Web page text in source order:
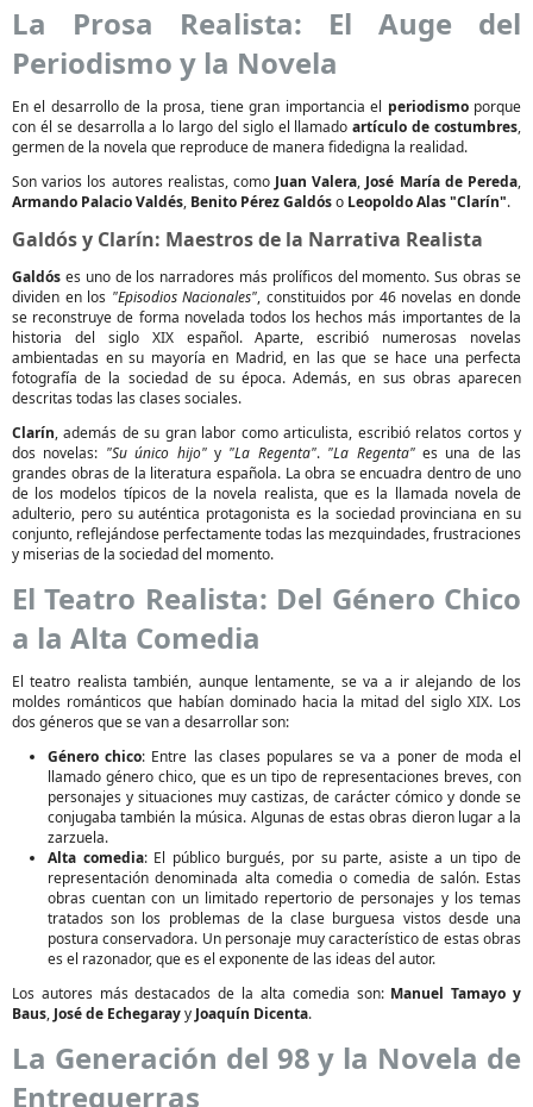
La Prosa Realista: El Auge del
Periodismo y la Novela
En el desarrollo de la prosa, tiene gran importancia el periodismoporque
con él se desarrolla a lo largo del siglo el llamadoartículo de costumbres,
germen de la novela que reproduce de manera fidedigna la realidad.
Son varios los autores realistas, como Juan Valera, José María de Pereda,
Armando Palacio Valdés, Benito Pérez Galdóso Leopoldo Alas "Clarín".
Galdós y Clarín: Maestros de la Narrativa Realista
Galdós es uno de los narradores más prolíficos del momento. Sus obras se
dividen en los "Episodios Nacionales", constituidos por 46 novelas en donde
se reconstruye de forma novelada todos los hechos más importantes de la
historia del siglo XIX español. Aparte, escribió numerosas novelas
ambientadas en su mayoría en Madrid, en las que se hace una perfecta
fotografía de la sociedad de su época. Además, en sus obras aparecen
descritas todas las clases sociales.
Clarín, además de su gran labor como articulista, escribió relatos cortos y
dos novelas: "Su único hijo"y "La Regenta". "La Regenta"es una de las
grandes obras de la literatura española. La obra se encuadra dentro de uno
de los modelos típicos de la novela realista, que es la llamada novela de
adulterio, pero su auténtica protagonista es la sociedad provinciana en su
conjunto, reflejándose perfectamente todas las mezquindades, frustraciones
y miserias de la sociedad del momento.
El Teatro Realista: Del Género Chico
a la Alta Comedia
El teatro realista también, aunque lentamente, se va a ir alejando de los
moldes románticos que habían dominado hacia la mitad del siglo XIX. Los
dos géneros que se van a desarrollar son:
Género chico: Entre las clases populares se va a poner de moda el
llamado género chico, que es un tipo de representaciones breves, con
personajes y situaciones muy castizas, de carácter cómico y donde se
conjugaba también la música. Algunas de estas obras dieron lugar a la
zarzuela.
Alta comedia: El público burgués, por su parte, asiste a un tipo de
representación denominada alta comedia o comedia de salón. Estas
obras cuentan con un limitado repertorio de personajes y los temas
tratados son los problemas de la clase burguesa vistos desde una
postura conservadora. Un personaje muy característico de estas obras
es el razonador, que es el exponente de las ideas del autor.
Los autores más destacados de la alta comedia son: Manuel Tamayo y
Baus, José de Echegarayy Joaquín Dicenta.
La Generación del 98 y la Novela de
Entreguerras